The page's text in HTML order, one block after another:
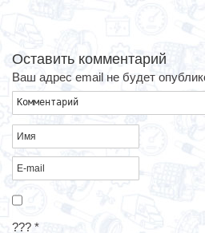
Оставить комментарий
Ваш адрес email не будет
??? *